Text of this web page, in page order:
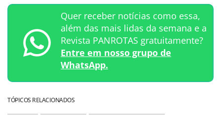
Quer receber notícias como essa,
além das mais lidas da semana e a
Revista PANROTAS gratuitamente?
Entre em nosso grupo de
WhatsApp.
TÓPICOS RELACIONADOS